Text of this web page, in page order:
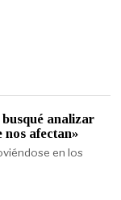
analizar
nos afectan»
en los